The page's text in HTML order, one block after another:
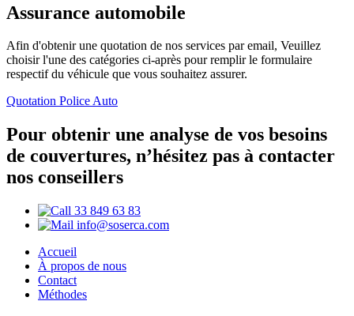
Assurance automobile
Afin d'obtenir une quotation de nos services par email, Veuillez
choisir l'une des catégories ci-après pour remplir le formulaire
respectif du véhicule que vous souhaitez assurer.
Quotation Police Auto
Pour obtenir une analyse de vos besoins
de couvertures, n’hésitez pas à contacter
nos conseillers
33 849 63 83
info@soserca.com
Accueil
À propos de nous
Contact
Méthodes